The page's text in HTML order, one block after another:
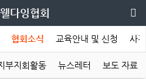
다잉협회
협회소식 교육안내 및 신청 사
부지회활동 뉴스레터 보도 자료